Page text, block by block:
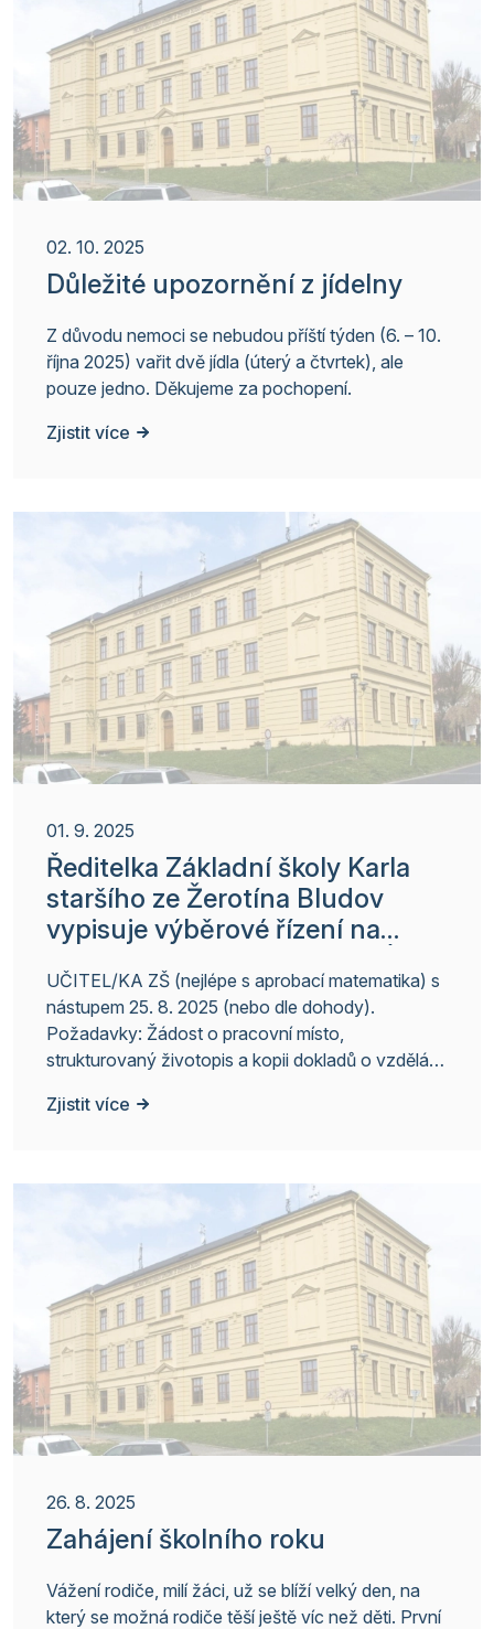
02. 10. 2025
Důležité upozornění z jídelny
Z důvodu nemoci se nebudou příští týden (6. – 10.
října 2025) vařit dvě jídla (úterý a čtvrtek), ale
pouze jedno. Děkujeme za pochopení.
Zjistit více
01. 9. 2025
Ředitelka Základní školy Karla
staršího ze Žerotína Bludov
vypisuje výběrové řízení na
MÍSTO OBSAZENO
UČITEL/KA ZŠ (nejlépe s aprobací matematika) s
nástupem 25. 8. 2025 (nebo dle dohody).
Požadavky: Žádost o pracovní místo,
strukturovaný životopis a kopii dokladů o vzdělání
Vybraní uchazeči budou pozváni k pohovoru. Mgr.
Zjistit více
26. 8. 2025
Zahájení školního roku
Vážení rodiče, milí žáci, už se blíží velký den, na
který se možná rodiče těší ještě víc než děti. První